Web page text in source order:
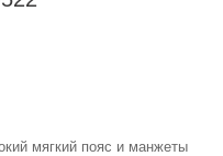
мягкий пояс и манжеты